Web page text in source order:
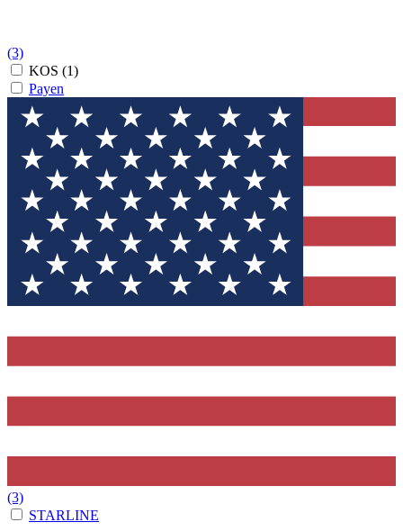
(3)
KOS (1)
Payen
(3)
STARLINE